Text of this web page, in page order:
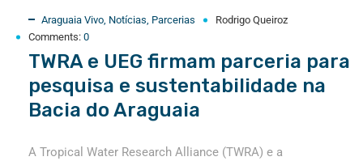
Araguaia Vivo, Notícias, Parcerias
Rodrigo Queiroz
Comments: 0
TWRA e UEG firmam parceria para
pesquisa e sustentabilidade na
Bacia do Araguaia
A Tropical Water Research Alliance (TWRA) e a